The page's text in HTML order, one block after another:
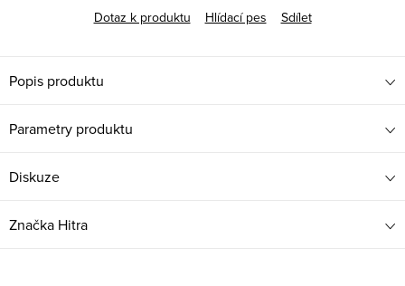
Dotaz k produktu
Hlídací pes Sdílet
Popis produktu
Parametry produktu
Diskuze
Značka Hitra